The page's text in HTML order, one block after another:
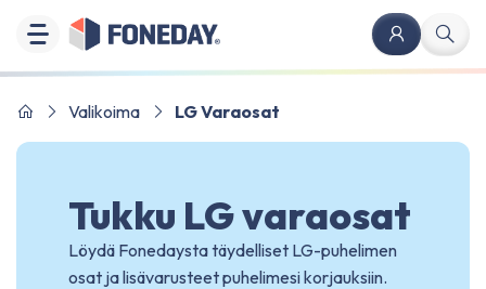
Valikoima LG Varaosat
Tukku LG varaosat
Löydä Fonedaysta täydelliset LG-puhelimen
osat ja lisävarusteet puhelimesi korjauksiin.